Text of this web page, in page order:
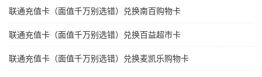
联通充值卡（面值千万别选错）兑换南百购物卡
联通充值卡（面值千万别选错）兑换百益超市卡
联通充值卡（面值千万别选错）兑换麦凯乐购物卡